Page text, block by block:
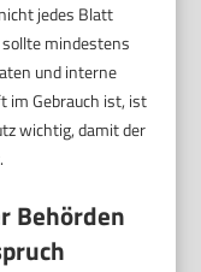
jedes Blatt
mindestens
und interne
im Gebrauch ist, ist
wichtig, damit der
Behörden